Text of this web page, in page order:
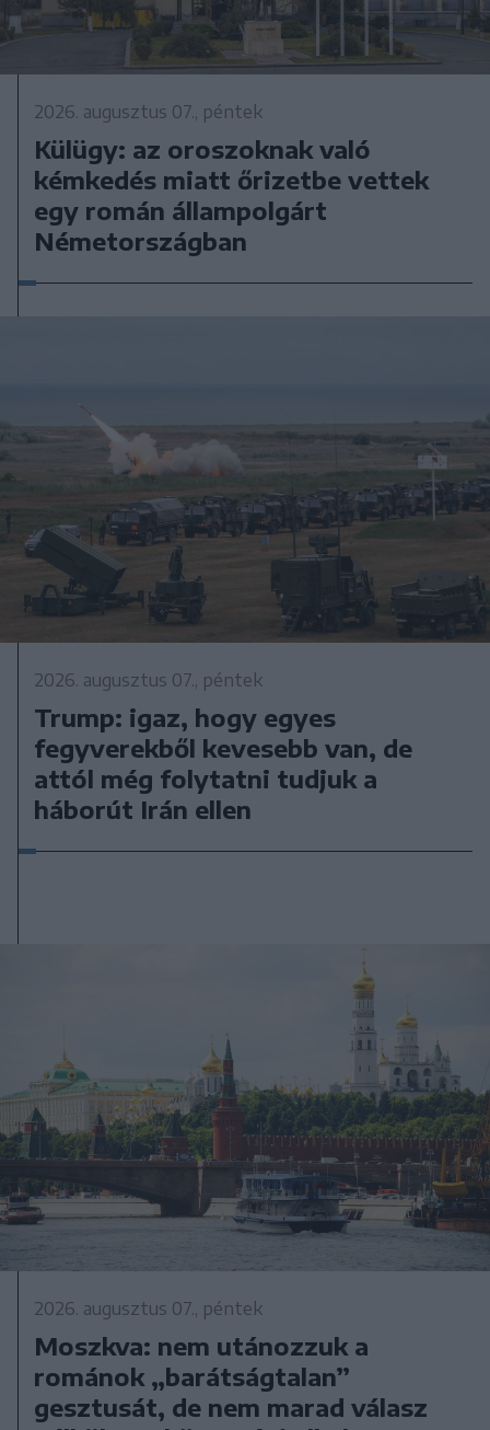
2026. augusztus 07., péntek
Külügy: az oroszoknak való
kémkedés miatt őrizetbe vettek
egy román állampolgárt
Németországban
2026. augusztus 07., péntek
Trump: igaz, hogy egyes
fegyverekből kevesebb van, de
attól még folytatni tudjuk a
háborút Irán ellen
2026. augusztus 07., péntek
Moszkva: nem utánozzuk a
románok „barátságtalan”
gesztusát, de nem marad válasz